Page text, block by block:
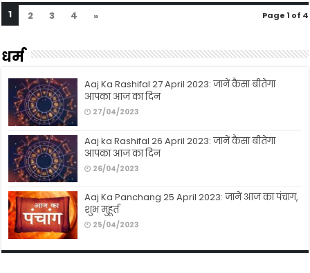
Page 1 of 4
1 2 3 4 »
धर्म
Aaj Ka Rashifal 27 April 2023: जानें कैसा बीतेगा
आपका आज का दिन
27/04/2023
Aaj ka Rashifal 26 April 2023: जानें कैसा बीतेगा
आपका आज का दिन
26/04/2023
Aaj Ka Panchang 25 April 2023: जानें आज का पंचाग,
शुभ मुहूर्त
25/04/2023